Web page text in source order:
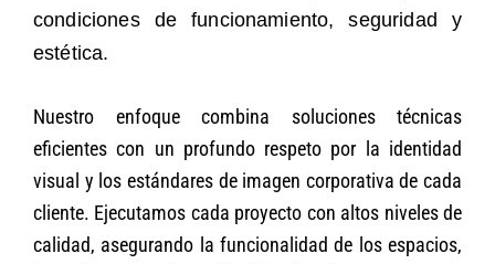
condiciones de funcionamiento, seguridad y
estética.
Nuestro enfoque combina soluciones técnicas
eficientes con un profundo respeto por la identidad
visual y los estándares de imagen corporativa de cada
cliente. Ejecutamos cada proyecto con altos niveles de
calidad, asegurando la funcionalidad de los espacios,